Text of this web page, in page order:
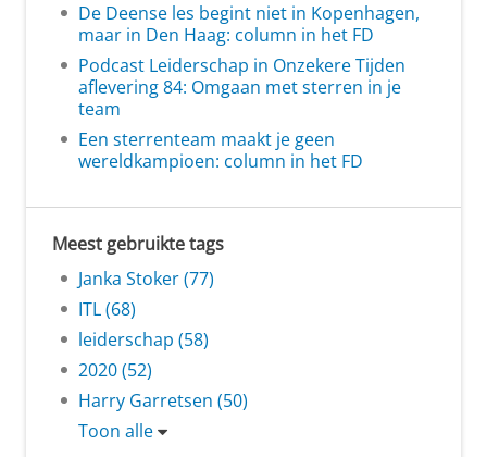
De Deense les begint niet in Kopenhagen,
maar in Den Haag: column in het FD
Podcast Leiderschap in Onzekere Tijden
aflevering 84: Omgaan met sterren in je
team
Een sterrenteam maakt je geen
wereldkampioen: column in het FD
Meest gebruikte tags
Janka Stoker (77)
ITL (68)
leiderschap (58)
2020 (52)
Harry Garretsen (50)
Toon alle